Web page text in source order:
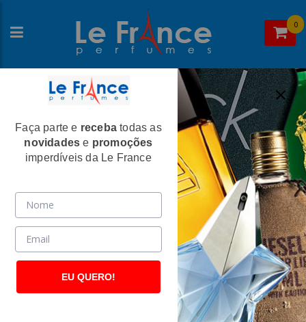
0
Home>Mercedes Benz> Perfumes Masculinos
Perfumes Masculinos
Animale Animale
Animale Masculino Eau de Toilette
Faça parte e receba todas as
novidades e promoções
imperdíveis da Le France
EU QUERO!